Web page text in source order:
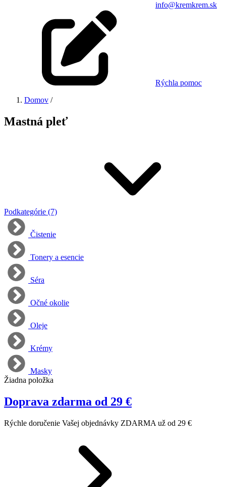
info@kremkrem.sk
Rýchla pomoc
Domov /
Mastná pleť
Podkategórie (7)
Čistenie
Tonery a esencie
Séra
Očné okolie
Oleje
Krémy
Masky
Žiadna položka
Doprava zdarma od 29 €
Rýchle doručenie Vašej objednávky ZDARMA už od 29 €